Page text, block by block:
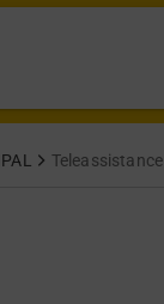
Teleassistance